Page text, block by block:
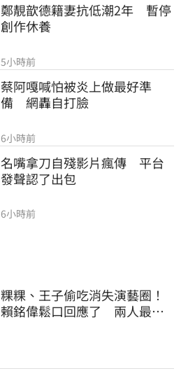
鄭靚歆德籍妻抗低潮2年　暫停
創作休養
5小時前
蔡阿嘎喊怕被炎上做最好準
備　網轟自打臉
6小時前
名嘴拿刀自殘影片瘋傳　平台
發聲認了出包
6小時前
粿粿、王子偷吃消失演藝圈！
賴銘偉鬆口回應了 兩人最新